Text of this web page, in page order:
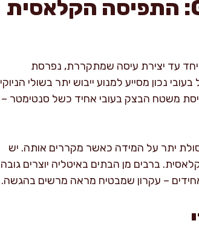
ניוקי רומני – Gnocchi alla Romana: התפיסה הקלאסית
יחד עד יצירת עיסה שמתקררת, נפרסת
נכון מסייע למנוע ייבוש יתר בשולי הניוקי
משטח הבצק בעובי אחיד כשל סנטימטר –
יתר על המידה כאשר מקררים אותה. יש
ברבים מן הבתים באיטליה יוצרים גובה
– עקרון שמבטיח מראה מרשים בהגשה.